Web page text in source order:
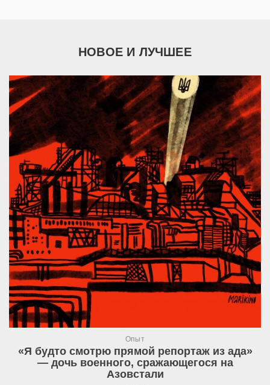
НОВОЕ И ЛУЧШЕЕ
Опыт
«Я будто смотрю прямой репортаж из ада»
— дочь военного, сражающегося на
Азовстали